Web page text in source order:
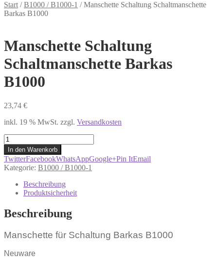
Start /B1000 / B1000-1 /Manschette Schaltung Schaltmanschette
Barkas B1000
Manschette Schaltung
Schaltmanschette Barkas
B1000
23,74 €
inkl. 19 % MwSt. zzgl. Versandkosten
Manschette
Schaltung
Schaltmanschette
Barkas
B1000
Menge
In den Warenkorb
TwitterFacebookWhatsAppGoogle+Pin ItEmail
Kategorie: B1000 / B1000-1
Beschreibung
Produktsicherheit
Beschreibung
Manschette für Schaltung Barkas B1000
Neuware